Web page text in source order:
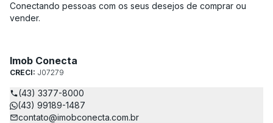
Conectando pessoas com os seus desejos de comprar ou
vender.
Imob Conecta
CRECI: J07279
(43) 3377-8000
(43) 99189-1487
contato@imobconecta.com.br